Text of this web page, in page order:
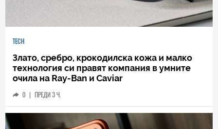
TECH
Злато, сребро, крокодилска кожа и малко
технология си правят компания в умните
очила на Ray-Ban и Caviar
0 | ПРЕДИ 3 Ч.